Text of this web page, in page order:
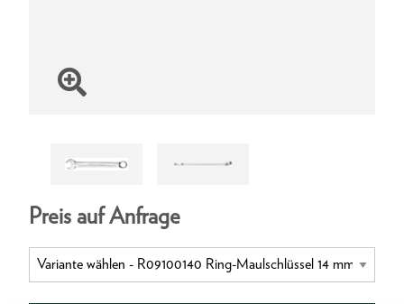
Preis auf Anfrage